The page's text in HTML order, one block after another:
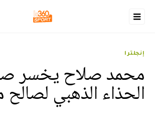
إنجلترا
محمد صلاح يخسر
الحذاء الذهبي